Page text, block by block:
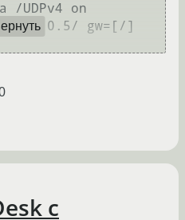
/UDPv4 on
10.8.0.5/ gw=[/]
с